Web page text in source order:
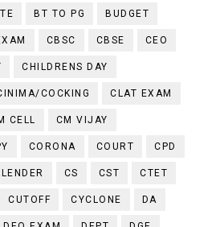
BT TO PG BUDGET
CBSC CBSE CEO
CHILDRENS DAY
COCKING CLAT EXAM
CELL CM VIJAY
CORONA COURT CPD
CS CST CTET
CUTOFF CYCLONE DA